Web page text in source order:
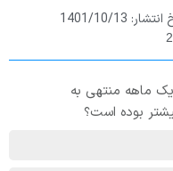
انتشار: 1401/10/13
ماهه منتهی به